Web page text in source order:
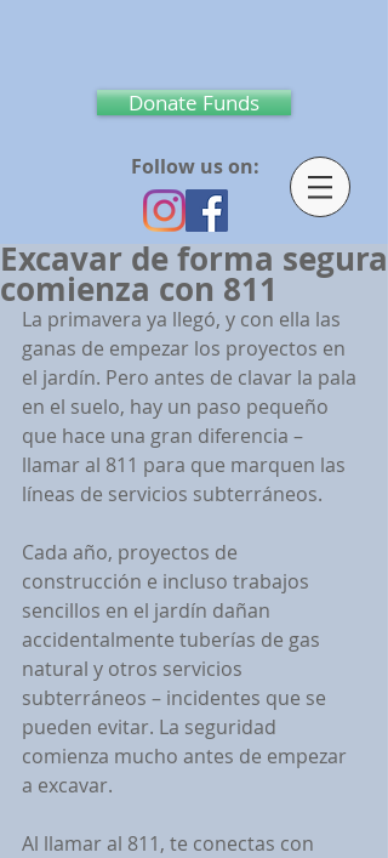
Donate Funds
Follow us on:
Excavar de forma segura
comienza con 811
La primavera ya llegó, y con ella las
ganas de empezar los proyectos en
el jardín. Pero antes de clavar la pala
en el suelo, hay un paso pequeño
que hace una gran diferencia –
llamar al 811 para que marquen las
líneas de servicios subterráneos.
Cada año, proyectos de
construcción e incluso trabajos
sencillos en el jardín dañan
accidentalmente tuberías de gas
natural y otros servicios
subterráneos – incidentes que se
pueden evitar. La seguridad
comienza mucho antes de empezar
a excavar.
Al llamar al 811, te conectas con